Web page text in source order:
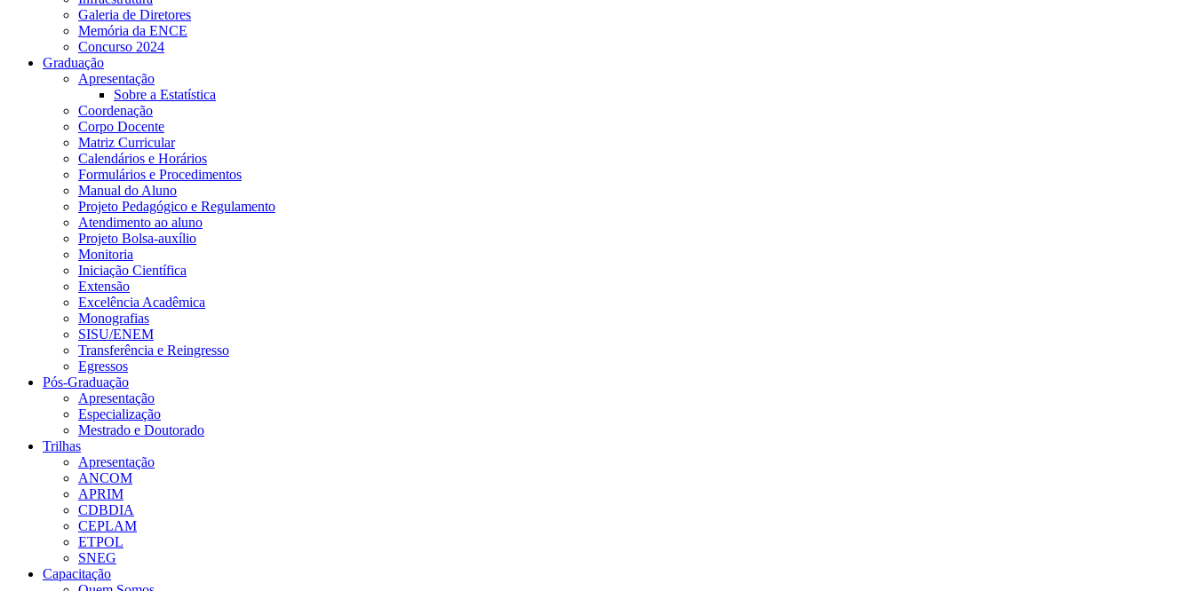
Galeria de Diretores
Memória da ENCE
Concurso 2024
Graduação
Apresentação
Sobre a Estatística
Coordenação
Corpo Docente
Matriz Curricular
Calendários e Horários
Formulários e Procedimentos
Manual do Aluno
Projeto Pedagógico e Regulamento
Atendimento ao aluno
Projeto Bolsa-auxílio
Monitoria
Iniciação Científica
Extensão
Excelência Acadêmica
Monografias
SISU/ENEM
Transferência e Reingresso
Egressos
Pós-Graduação
Apresentação
Especialização
Mestrado e Doutorado
Trilhas
Apresentação
ANCOM
APRIM
CDBDIA
CEPLAM
ETPOL
SNEG
Capacitação